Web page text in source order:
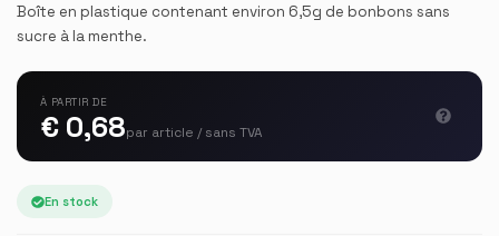
Boîte en plastique contenant environ 6,5g de bonbons sans
sucre à la menthe.
À PARTIR DE
€ 0,68par article / sans TVA
En stock